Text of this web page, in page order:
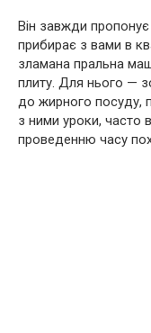
Він завжди
прибирає з вами в
зламана пральна
плиту. Для нього —
до жирного посуду,
з ними уроки, часто
проведенню часу